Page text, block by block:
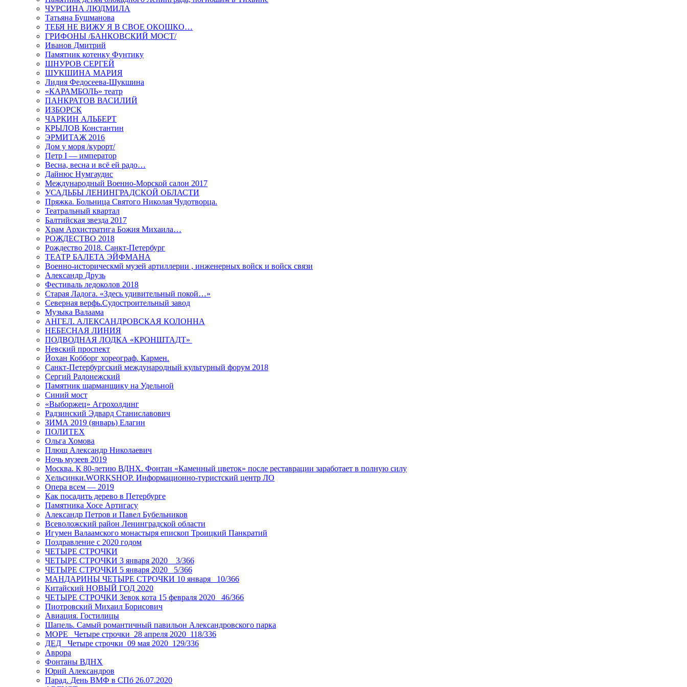
ЧУРСИНА ЛЮДМИЛА
Татьяна Бушманова
ТЕБЯ НЕ ВИЖУ Я В СВОЕ ОКОШКО…
ГРИФОНЫ /БАНКОВСКИЙ МОСТ/
Иванов Дмитрий
Памятник котенку Фунтику
ШНУРОВ СЕРГЕЙ
ШУКШИНА МАРИЯ
Лидия Федосеева-Шукшина
«КАРАМБОЛЬ» театр
ПАНКРАТОВ ВАСИЛИЙ
ИЗБОРСК
ЧАРКИН АЛЬБЕРТ
КРЫЛОВ Константин
ЭРМИТАЖ 2016
Дом у моря /курорт/
Петр I — император
Весна, весна и всё ей радо…
Дайнюс Нумгаудис
Международный Военно-Морской салон 2017
УСАДЬБЫ ЛЕНИНГРАДСКОЙ ОБЛАСТИ
Пряжка. Больница Святого Николая Чудотворца.
Театральный квартал
Балтийская звезда 2017
Храм Архистратига Божия Михаила…
РОЖДЕСТВО 2018
Рождество 2018. Санкт-Петербург
ТЕАТР БАЛЕТА ЭЙФМАНА
Военно-историческмй музей артиллерии , инженерных войск и войск связи
Александр Друзь
Фестиваль ледоколов 2018
Старая Ладога. «Здесь удивительный покой…»
Северная верфь.Судостроительный завод
Музыка Валаама
АНГЕЛ. АЛЕКСАНДРОВСКАЯ КОЛОННА
НЕБЕСНАЯ ЛИНИЯ
ПОДВОДНАЯ ЛОДКА «КРОНШТАДТ»
Невский проспект
Йохан Кобборг хореограф. Кармен.
Санкт-Петербургский международный культурный форум 2018
Сергий Радонежский
Памятник шарманщику на Удельной
Синий мост
«Выборжец» Агрохолдинг
Радзинский Эдвард Станиславович
ЗИМА 2019 (январь) Елагин
ПОЛИТЕХ
Ольга Хомова
Плющ Александр Николаевич
Ночь музеев 2019
Москва. К 80-летию ВДНХ. Фонтан «Каменный цветок» после реставрации заработает в полную силу
Хельсинки.WORKSHOP. Информационно-туристский центр ЛО
Опера всем — 2019
Как посадить дерево в Петербурге
Памятника Хосе Артигасу
Александр Петров и Павел Бубельников
Всеволожский район Ленинградской области
Игумен Валаамского монастыря епископ Троицкий Панкратий
Поздравление с 2020 годом
ЧЕТЫРЕ СТРОЧКИ
ЧЕТЫРЕ СТРОЧКИ 3 января 2020 _ 3/366
ЧЕТЫРЕ СТРОЧКИ 5 января 2020_ 5/366
МАНДАРИНЫ ЧЕТЫРЕ СТРОЧКИ 10 января _10/366
Китайский НОВЫЙ ГОД 2020
ЧЕТЫРЕ СТРОЧКИ Зевок кота 15 февраля 2020_ 46/366
Пиотровский Михаил Борисович
Авиация. Гостилицы
Шапель. Самый романтичный павильон Александровского парка
МОРЕ _Четыре строчки_28 апреля 2020_118/336
ДЕД _Четыре строчки_09 мая 2020_129/336
Аврора
Фонтаны ВДНХ
Юрий Александров
Парад. День ВМФ в СПб 26.07.2020